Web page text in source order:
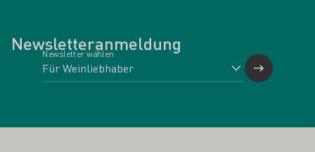
Newsletteranmeldung
Newsletter wählen